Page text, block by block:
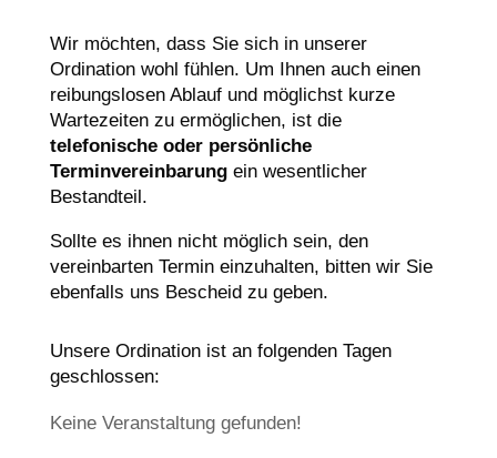
Wir möchten, dass Sie sich in unserer
Ordination wohl fühlen. Um Ihnen auch einen
reibungslosen Ablauf und möglichst kurze
Wartezeiten zu ermöglichen, ist die
telefonische oder persönliche
Terminvereinbarungein wesentlicher
Bestandteil.
Sollte es ihnen nicht möglich sein, den
vereinbarten Termin einzuhalten, bitten wir Sie
ebenfalls uns Bescheid zu geben.
Unsere Ordination ist an folgenden Tagen
geschlossen:
Keine Veranstaltung gefunden!